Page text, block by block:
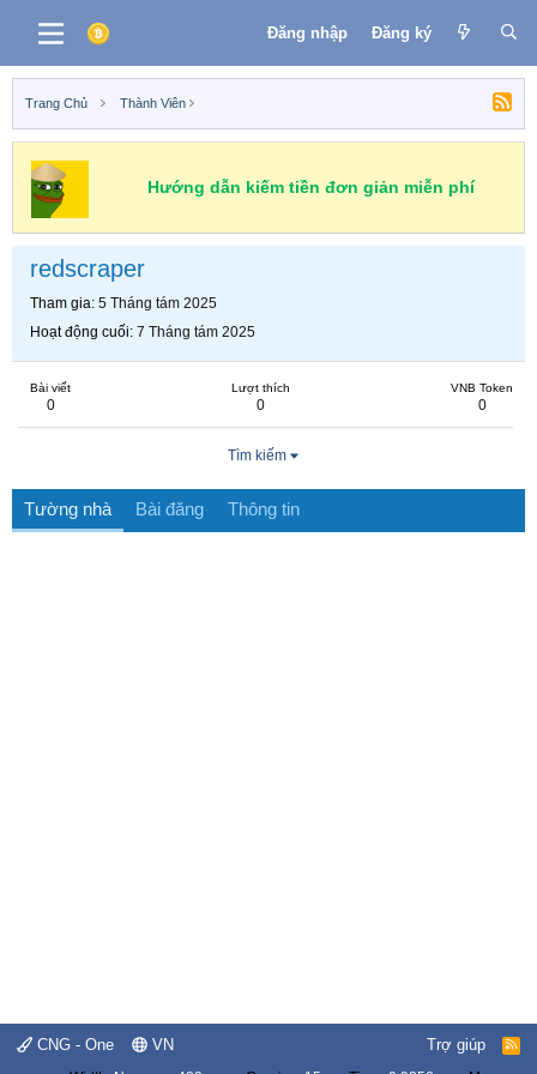
Đăng nhập Đăng ký
Trang Chủ Thành Viên
Hướng dẫn kiếm tiền đơn giản miễn phí
redscraper
Tham gia 5 Tháng tám 2025
Hoạt động cuối 7 Tháng tám 2025
Bài viết
0
Lượt thích
0
VNB Token
0
Tìm kiếm
Tường nhà Bài đăng Thông tin
CNG - One VN Trợ giúp
R